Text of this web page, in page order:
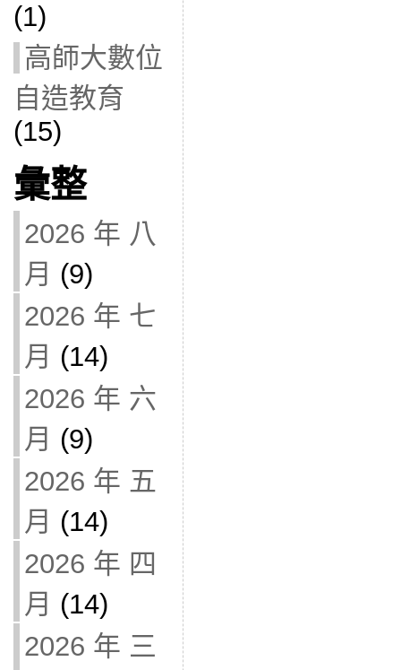
(1)
高師大數位
自造教育
(15)
彙整
2026 年 八
月 (9)
2026 年 七
月 (14)
2026 年 六
月 (9)
2026 年 五
月 (14)
2026 年 四
月 (14)
2026 年 三